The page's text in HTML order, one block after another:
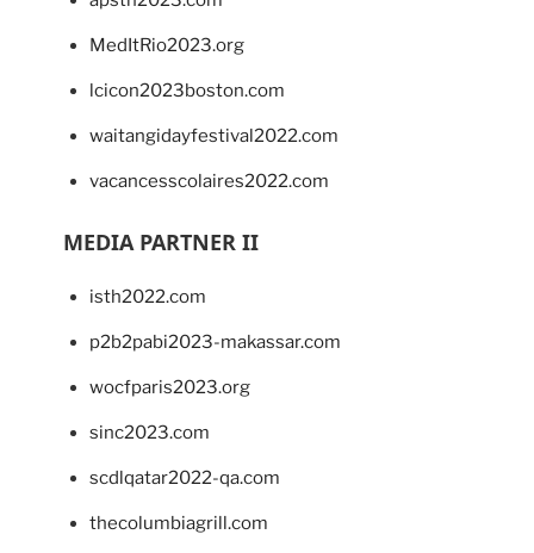
MedItRio2023.org
lcicon2023boston.com
waitangidayfestival2022.com
vacancesscolaires2022.com
MEDIA PARTNER II
isth2022.com
p2b2pabi2023-makassar.com
wocfparis2023.org
sinc2023.com
scdlqatar2022-qa.com
thecolumbiagrill.com